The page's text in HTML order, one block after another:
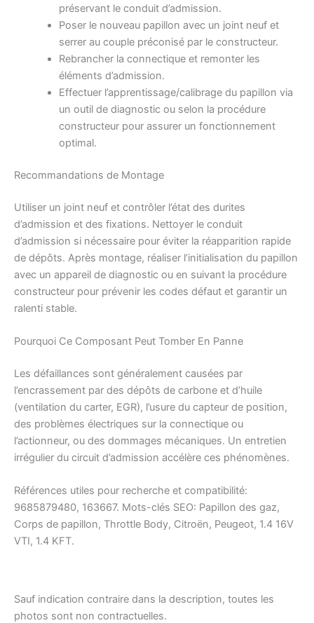
préservant le conduit d’admission.
Poser le nouveau papillon avec un joint neuf et
serrer au couple préconisé par le constructeur.
Rebrancher la connectique et remonter les
éléments d’admission.
Effectuer l’apprentissage/calibrage du papillon via
un outil de diagnostic ou selon la procédure
constructeur pour assurer un fonctionnement
optimal.
Recommandations de Montage
Utiliser un joint neuf et contrôler l’état des durites
d’admission et des fixations. Nettoyer le conduit
d’admission si nécessaire pour éviter la réapparition rapide
de dépôts. Après montage, réaliser l’initialisation du papillon
avec un appareil de diagnostic ou en suivant la procédure
constructeur pour prévenir les codes défaut et garantir un
ralenti stable.
Pourquoi Ce Composant Peut Tomber En Panne
Les défaillances sont généralement causées par
l’encrassement par des dépôts de carbone et d’huile
(ventilation du carter, EGR), l’usure du capteur de position,
des problèmes électriques sur la connectique ou
l’actionneur, ou des dommages mécaniques. Un entretien
irrégulier du circuit d’admission accélère ces phénomènes.
Références utiles pour recherche et compatibilité:
9685879480, 163667. Mots-clés SEO: Papillon des gaz,
Corps de papillon, Throttle Body, Citroën, Peugeot, 1.4 16V
VTI, 1.4 KFT.
Sauf indication contraire dans la description, toutes les
photos sont non contractuelles.